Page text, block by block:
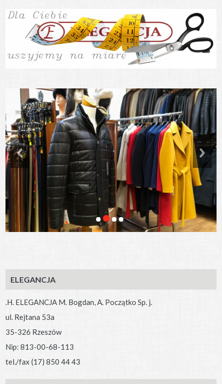
ELEGANCJA
.H. ELEGANCJA M. Bogdan, A. Początko Sp. j.
ul. Rejtana 53a
35-326 Rzeszów
Nip: 813-00-68-113
tel./fax (17) 850 44 43